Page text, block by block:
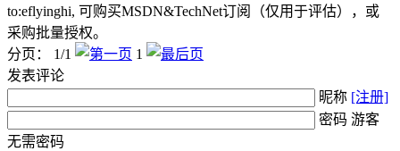
to:eflyinghi, 可购买MSDN&TechNet订阅（仅用于评估），或
采购批量授权。
分页： 1/1
1
发表评论
昵称 [注册]
密码 游客
无需密码